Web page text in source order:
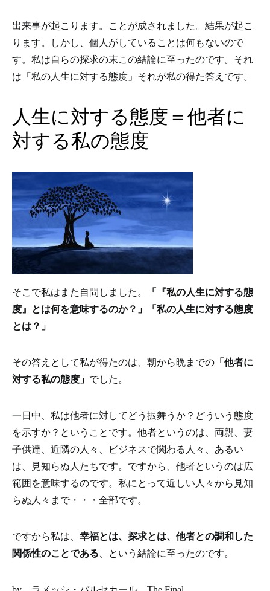
出来事が起こります。ことが成されました。結果が起こ
ります。しかし、個人がしていることは何もないので
す。私は自らの探求の末この結論に至ったのです。それ
は「私の人生に対する態度」それが私の得た答えです。
人生に対する態度＝他者に
対する私の態度
そこで私はまた自問しました。
「『私の人生に対する態
度』とは何を意味するのか？」「私の人生に対する態度
とは？」
その答えとして私が得たのは、朝から晩までの 「他者に
対する私の態度」 でした。
一日中、私は他者に対してどう振舞うか？どういう態度
を示すか？ということです。他者というのは、両親、妻
子供達、近隣の人々、ビジネスで関わる人々、あるい
は、見知らぬ人たちです。ですから、他者というのは広
範囲を意味するのです。私にとって近しい人々から見知
らぬ人々まで・・・全部です。
ですから私は、 幸福とは、探求とは、他者との調和した
関係性のことである 、という結論に至ったのです。